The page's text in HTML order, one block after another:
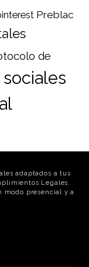
Preblac
de
adaptados a tus
Legales.
modo presencial y a